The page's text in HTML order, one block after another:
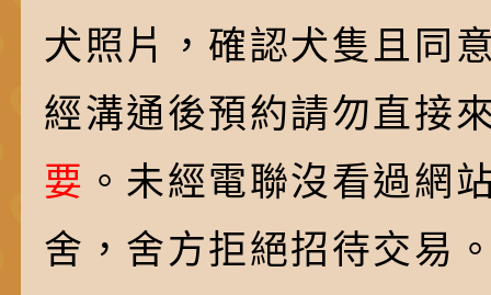
犬照片，確認犬隻且同
經溝通後預約請勿直接
要 。未經電聯沒看過網
舍，舍方拒絕招待交易